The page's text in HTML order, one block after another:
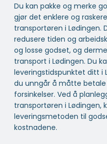
Du kan pakke og merke
gjør det enklere og
transportøren i Lødingen.
redusere tiden og
og losse godset, og
transport i Lødingen. Du
leveringstidspunktet ditt i
du unngår å måtte
forsinkelser. Ved å
transportøren i Lødingen,
leveringsmetoden til
kostnadene.